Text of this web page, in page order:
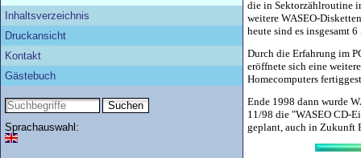
Inhaltsverzeichnis
Druckansicht
Kontakt
Gästebuch
Sprachauswahl:
die in Sektorzählroutine
weitere WASEO-
heute sind es insgesamt
Durch die Erfahrung im
eröffnete sich eine
Homecomputers
Ende 1998 dann wurde
11/98 die "WASEO CD-
geplant, auch in Zukunft